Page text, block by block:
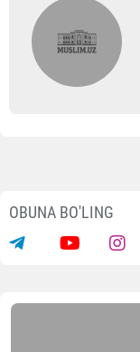
OBUNA BO'LING